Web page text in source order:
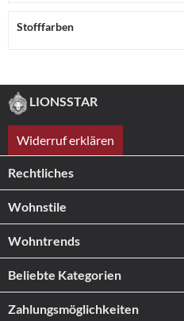
Stofffarben
LIONSSTAR
Widerruf erklären
Rechtliches
Wohnstile
Wohntrends
Beliebte Kategorien
Zahlungs­möglichkeiten